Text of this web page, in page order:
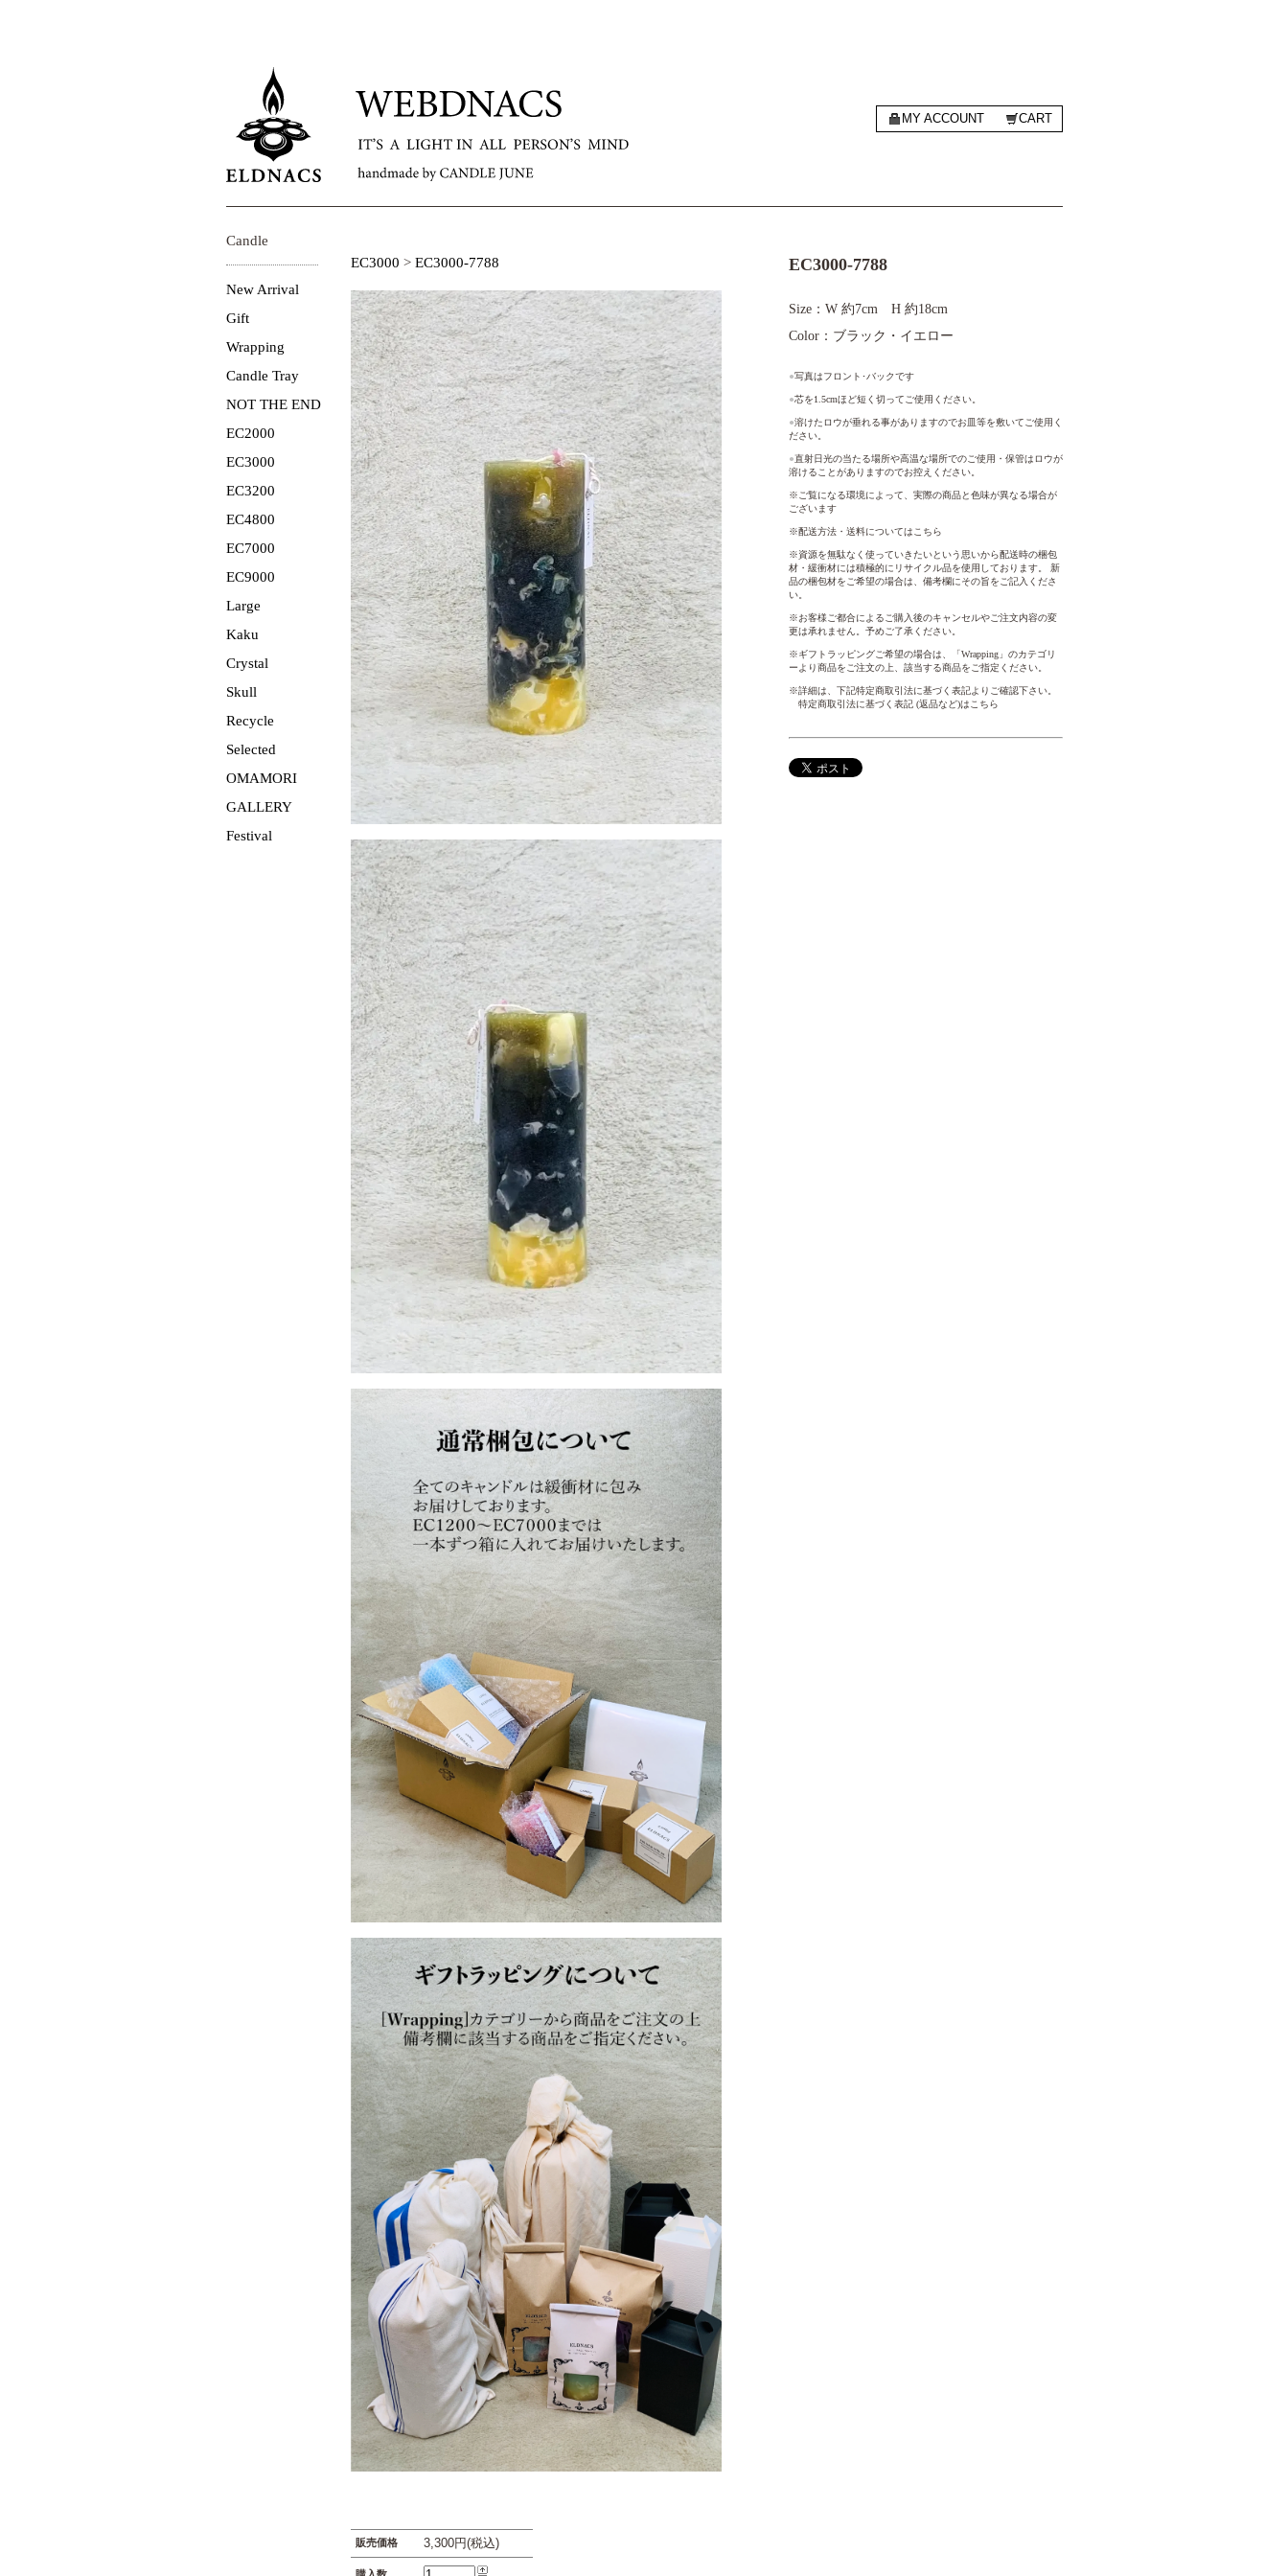
MY ACCOUNT CART
Candle
New Arrival
Gift
Wrapping
Candle Tray
NOT THE END
EC2000
EC3000
EC3200
EC4800
EC7000
EC9000
Large
Kaku
Crystal
Skull
Recycle
Selected
OMAMORI
GALLERY
Festival
EC3000 > EC3000-7788 EC3000-7788
Size：W 約7cm H 約18cm
Color：ブラック・イエロー
●写真はフロント･バックです
●芯を1.5cmほど短く切ってご使用ください。
●溶けたロウが垂れる事がありますのでお皿等を敷いてご使用く
ださい。
●直射日光の当たる場所や高温な場所でのご使用・保管はロウが
溶けることがありますのでお控えください。
※ご覧になる環境によって、実際の商品と色味が異なる場合が
ございます
※配送方法・送料についてはこちら
※資源を無駄なく使っていきたいという思いから配送時の梱包
材・緩衝材には積極的にリサイクル品を使用しております。 新
品の梱包材をご希望の場合は、備考欄にその旨をご記入くださ
い。
※お客様ご都合によるご購入後のキャンセルやご注文内容の変
更は承れません。予めご了承ください。
※ギフトラッピングご希望の場合は、「Wrapping」のカテゴリ
ーより商品をご注文の上、該当する商品をご指定ください。
※詳細は、下記特定商取引法に基づく表記よりご確認下さい。
特定商取引法に基づく表記 (返品など)はこちら
販売価格 3,300円(税込)